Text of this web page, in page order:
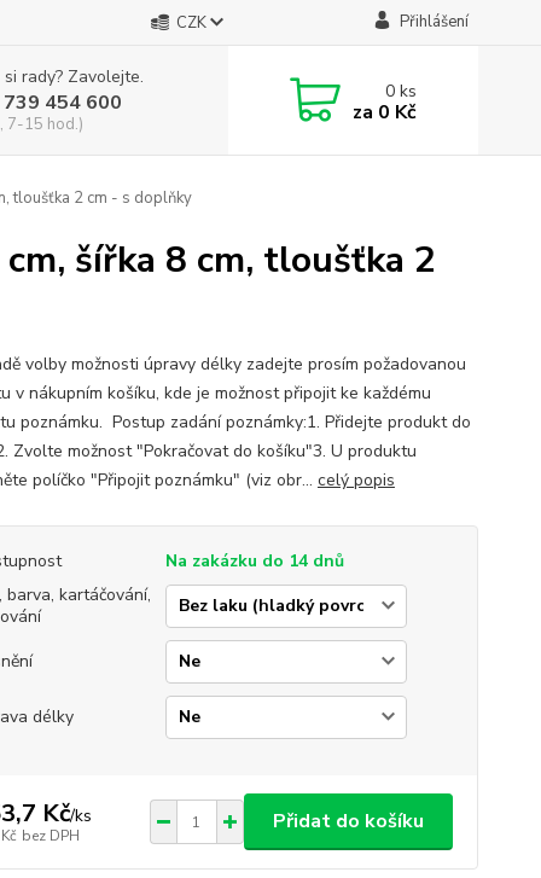
CZK Přihlášení
rady? Zavolejte.
454 600
7-15 hod.)
0ks
za 0 Kč
tloušťka 2 cm - s doplňky
šířka 8 cm, tloušťka 2
volby možnosti úpravy délky zadejte prosím požadovanou
v nákupním košíku, kde je možnost připojit ke každému
poznámku. Postup zadání poznámky:1. Přidejte produkt do
Zvolte možnost "Pokračovat do košíku"3. U produktu
políčko "Připojit poznámku" (viz obr... celý popis
Na zakázku do 14 dnů
barva, kartáčování,
délky
Kč/ks
bez DPH
Přidat do košíku